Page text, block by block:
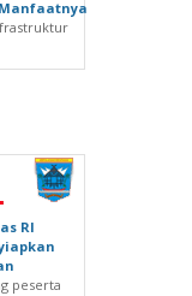
RI
peserta